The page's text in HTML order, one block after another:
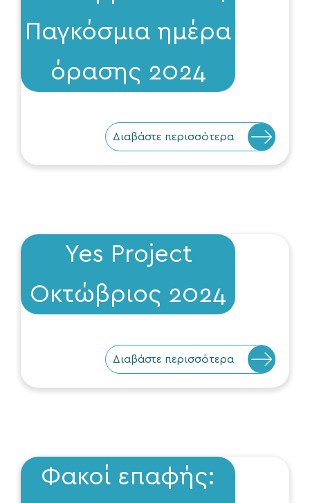
Παγκόσμια ημέρα
όρασης 2024
Διαβάστε περισσότερα
Yes Project
Οκτώβριος 2024
Διαβάστε περισσότερα
Φακοί επαφής: